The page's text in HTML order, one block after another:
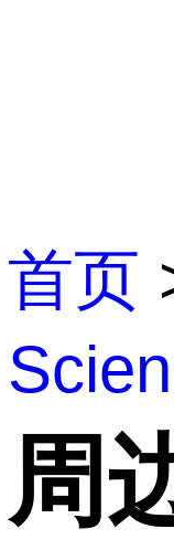
首页
周